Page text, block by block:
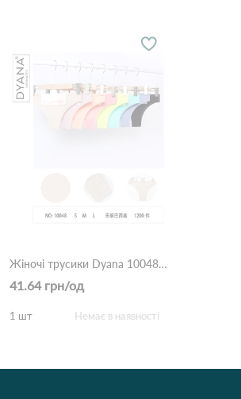
Жіночі трусики Dyana 10048 8б Різні кольори
41.64 грн/од
1 шт Немає в наявності